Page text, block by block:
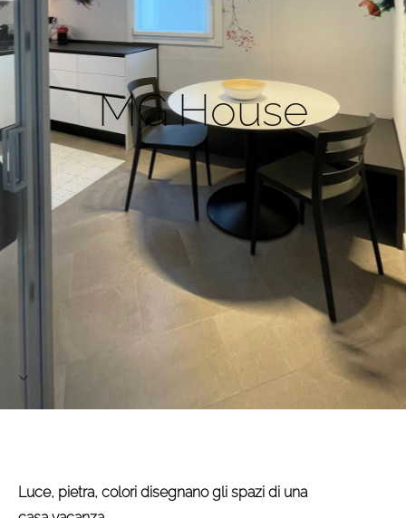
Home
Bio
Project
Contact
MGHouse
Luce, pietra, colori disegnano gli spazi di una